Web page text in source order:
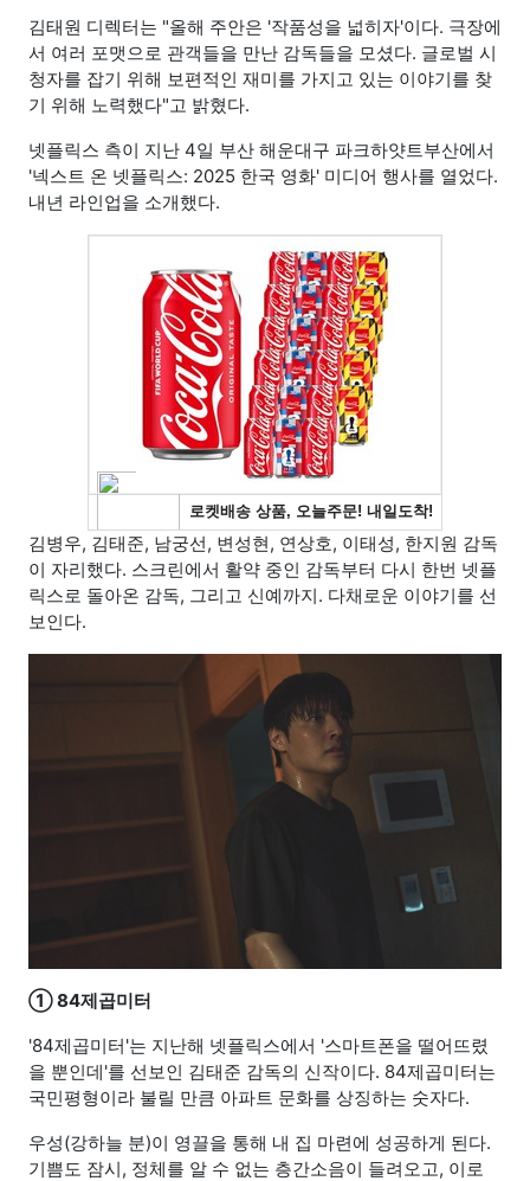
김태원 디렉터는 "올해 주안은 '작품성을 넓히자'이다. 극장에
서 여러 포맷으로 관객들을 만난 감독들을 모셨다. 글로벌 시
청자를 잡기 위해 보편적인 재미를 가지고 있는 이야기를 찾
기 위해 노력했다"고 밝혔다.
넷플릭스 측이 지난 4일 부산 해운대구 파크하얏트부산에서
'넥스트 온 넷플릭스: 2025 한국 영화' 미디어 행사를 열었다.
내년 라인업을 소개했다.
김병우, 김태준, 남궁선, 변성현, 연상호, 이태성, 한지원 감독
이 자리했다. 스크린에서 활약 중인 감독부터 다시 한번 넷플
릭스로 돌아온 감독, 그리고 신예까지. 다채로운 이야기를 선
보인다.
① 84제곱미터
'84제곱미터'는 지난해 넷플릭스에서 '스마트폰을 떨어뜨렸
을 뿐인데'를 선보인 김태준 감독의 신작이다. 84제곱미터는
국민평형이라 불릴 만큼 아파트 문화를 상징하는 숫자다.
우성(강하늘 분)이 영끌을 통해 내 집 마련에 성공하게 된다.
기쁨도 잠시, 정체를 알 수 없는 층간소음이 들려오고, 이로